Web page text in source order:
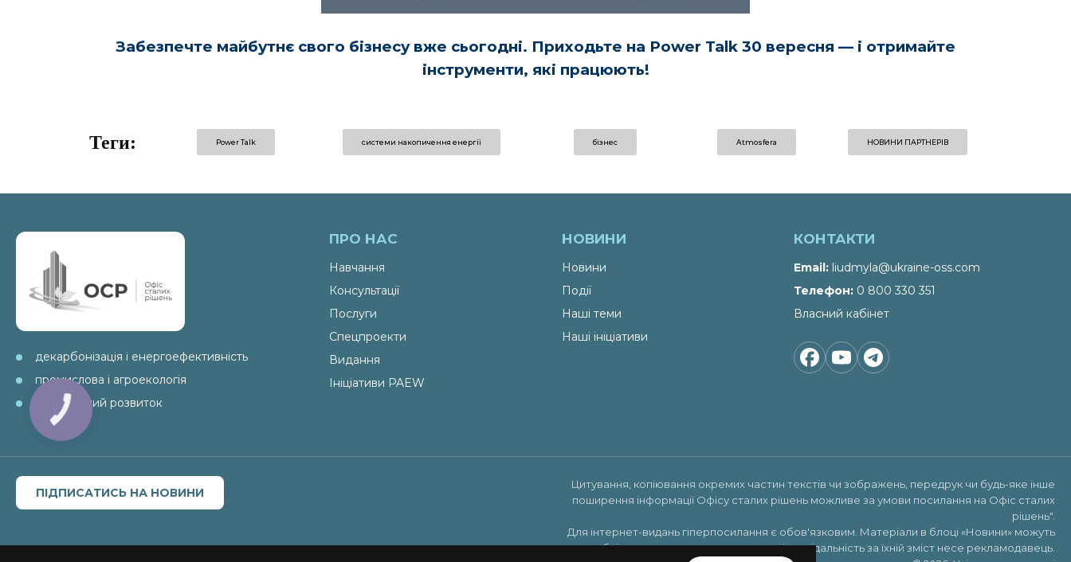
Забезпечте майбутнє свого бізнесу вже сьогодні. Приходьте на Power Talk 30 вересня — і отримайте
інструменти, які працюють!
Теги: Power Talk cистеми накопичення енергії бізнес Atmosfera НОВИНИ ПАРТНЕРІВ
декарбонізація і енергоефективність
промислова і агроекологія
ESG і сталий розвиток
ПРО НАС
Навчання
Консультації
Послуги
Спецпроекти
Видання
Ініціативи PAEW
НОВИНИ
Новини
Події
Наші теми
Наші ініціативи
КОНТАКТИ
Email liudmyla@ukraine-oss.com
Телефон 0 800 330 351
Власний кабінет
ПІДПИСАТИСЬ НА НОВИНИ
Цитування, копіювання окремих частин текстів чи зображень, передрук чи будь-яке інше
поширення інформації Офісу сталих рішень можливе за умови посилання на Офіс сталих
рішень"
Для інтернет-видань гіперпосилання є обов'язковим. Матеріали в блоці «Новини» можуть
публікуватись на правах реклами, відповідальність за їхній зміст несе рекламодавець.
КНОПКА
ЗВ'ЯЗКУ